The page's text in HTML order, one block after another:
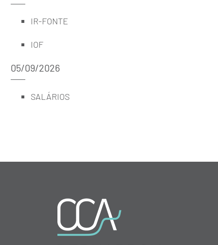
IR-FONTE
IOF
05/09/2026
SALÁRIOS